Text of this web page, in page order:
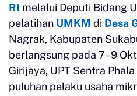
RI melalui Deputi Bidang
pelatihan UMKM di Desa
Nagrak, Kabupaten
berlangsung pada 7–9
Girijaya, UPT Sentra
puluhan pelaku usaha